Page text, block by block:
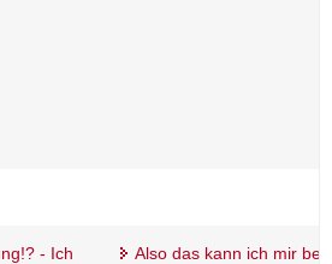
- Ich
Also das kann ich mir